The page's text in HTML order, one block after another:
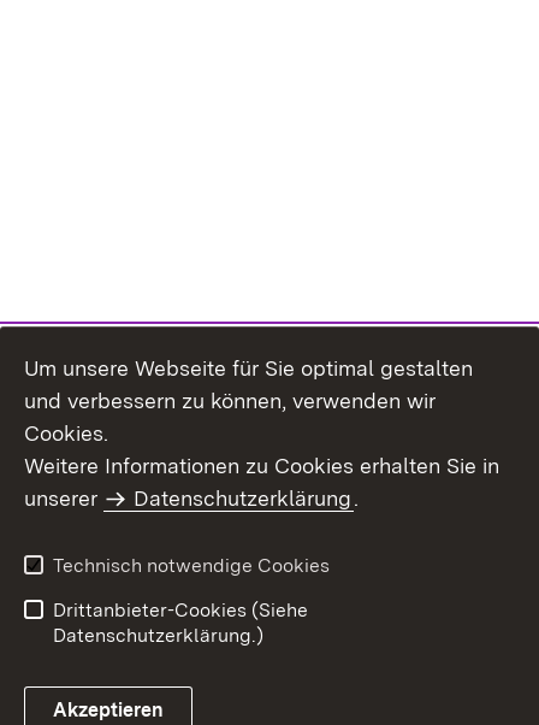
Benutzungshinweise
Erklärung zur
Um unsere Webseite für Sie optimal gestalten
und verbessern zu können, verwenden wir
Cookies.
Weitere Informationen zu Cookies erhalten Sie in
unserer
Datenschutzerklärung.
Technisch notwendige Cookies
Drittanbieter-Cookies (Siehe
Datenschutzerklärung.)
Akzeptieren